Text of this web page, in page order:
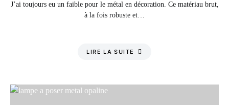
J’ai toujours eu un faible pour le métal en décoration. Ce matériau brut,
à la fois robuste et…
LIRE LA SUITE